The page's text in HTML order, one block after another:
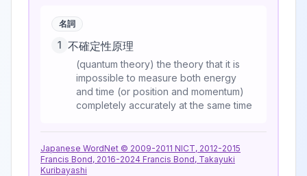
名詞
1 不確定性原理
(quantum theory) the theory that it is
impossible to measure both energy
and time (or position and momentum)
completely accurately at the same time
Japanese WordNet © 2009-2011 NICT, 2012-2015
Francis Bond, 2016-2024 Francis Bond, Takayuki
Kuribayashi